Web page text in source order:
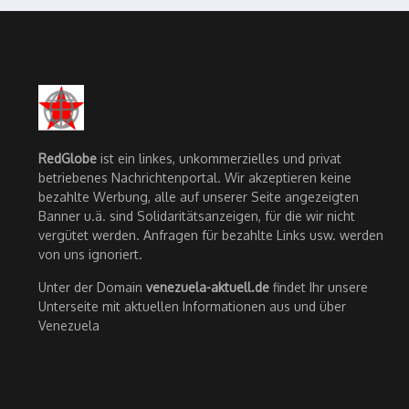
RedGlobe ist ein linkes, unkommerzielles und privat
betriebenes Nachrichtenportal. Wir akzeptieren keine
bezahlte Werbung, alle auf unserer Seite angezeigten
Banner u.ä. sind Solidaritätsanzeigen, für die wir nicht
vergütet werden. Anfragen für bezahlte Links usw. werden
von uns ignoriert.
Unter der Domain venezuela-aktuell.de findet Ihr unsere
Unterseite mit aktuellen Informationen aus und über
Venezuela